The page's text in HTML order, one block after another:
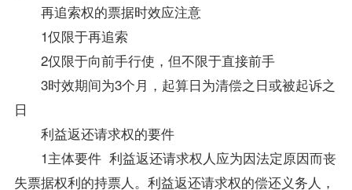
再追索权的票据时效应注意
1仅限于再追索
2仅限于向前手行使，但不限于直接前手
3时效期间为3个月，起算日为清偿之日或被起诉之
日
利益返还请求权的要件
1主体要件 利益返还请求权人应为因法定原因而丧
失票据权利的持票人。利益返还请求权的偿还义务人，